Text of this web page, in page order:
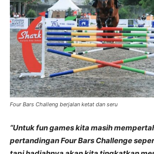
Four Bars Challeng berjalan ketat dan seru
“Untuk fun games kita masih
pertandingan Four Bars Challenge